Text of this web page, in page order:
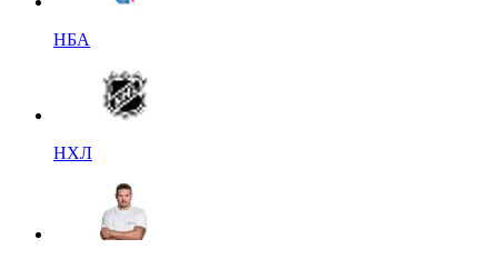
НБА
НХЛ